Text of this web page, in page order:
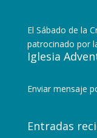
El Sábado de la
patrocinado por
Iglesia
Enviar mensaje
Entradas